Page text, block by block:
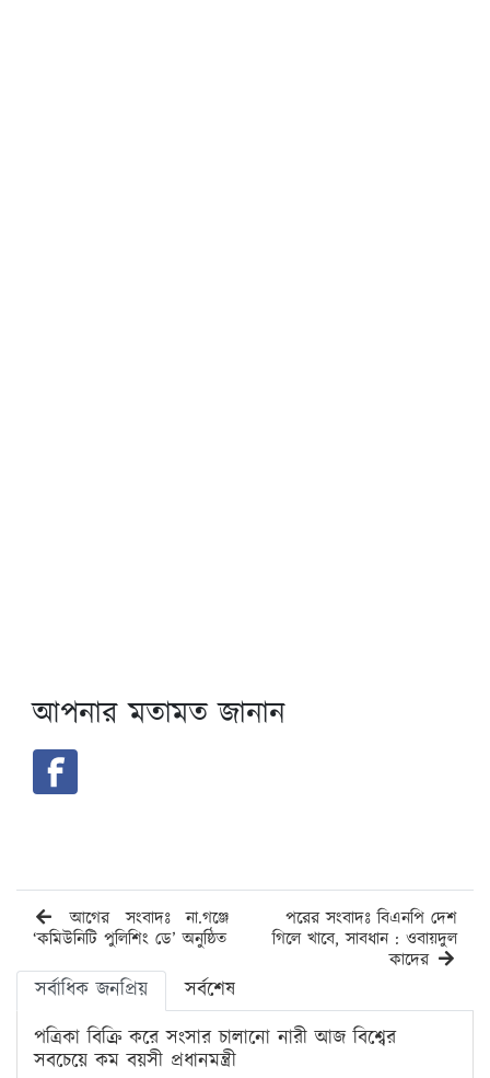
আপনার মতামত জানান
আগের সংবাদঃ না.গঞ্জে
‘কমিউনিটি পুলিশিং ডে’ অনুষ্ঠিত
পরের সংবাদঃ বিএনপি দেশ
গিলে খাবে, সাবধান : ওবায়দুল
কাদের
সর্বাধিক জনপ্রিয়
সর্বশেষ
পত্রিকা বিক্রি করে সংসার চালানো নারী আজ বিশ্বের
সবচেয়ে কম বয়সী প্রধানমন্ত্রী